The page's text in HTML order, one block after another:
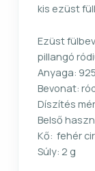
kis ezüst
Ezüst
pillangó
Anyaga:
Bevonat:
Díszítés
Belső
Kő: fehér
Súly: 2 g